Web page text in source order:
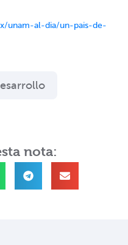
unam-al-dia/un-pais-de-
nota: